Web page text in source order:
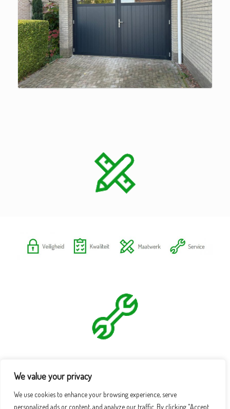
We value your privacy
We use cookies to enhance your browsing experience, serve
personalized ads or content, and analyze our traffic. By clicking "Accept